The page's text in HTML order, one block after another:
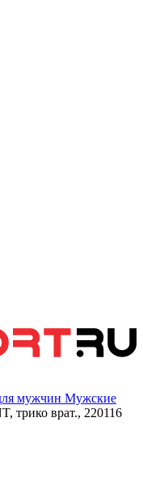
мужчин Мужские
трико врат., 220116